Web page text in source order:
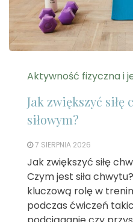
Aktywność fizyczna i
Jak zwiększyć
siłowym?
7 SIERPNIA 2026
Jak zwiększyć siłę
Czym jest siła
kluczową rolę w
podczas ćwiczeń